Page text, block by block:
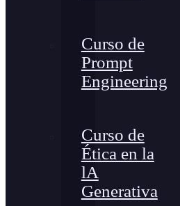
Curso de
Prompt
Engineering
Curso de
Ética en la
lA
Generativa